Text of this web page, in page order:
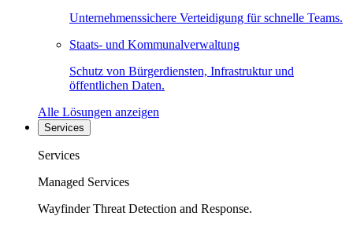
Unternehmenssichere Verteidigung für schnelle Teams.
Staats- und Kommunalverwaltung
Schutz von Bürgerdiensten, Infrastruktur und
öffentlichen Daten.
Alle Lösungen anzeigen
Services
Services
Managed Services
Wayfinder Threat Detection and Response.